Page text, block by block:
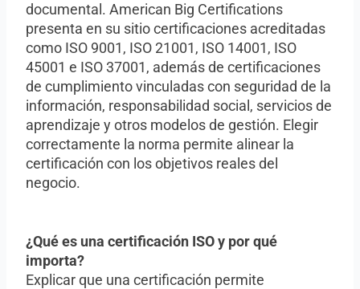
documental. American Big Certifications
presenta en su sitio certificaciones acreditadas
como ISO 9001, ISO 21001, ISO 14001, ISO
45001 e ISO 37001, además de certificaciones
de cumplimiento vinculadas con seguridad de la
información, responsabilidad social, servicios de
aprendizaje y otros modelos de gestión. Elegir
correctamente la norma permite alinear la
certificación con los objetivos reales del
negocio.
¿Qué es una certificación ISO y por qué
importa?
Explicar que una certificación permite